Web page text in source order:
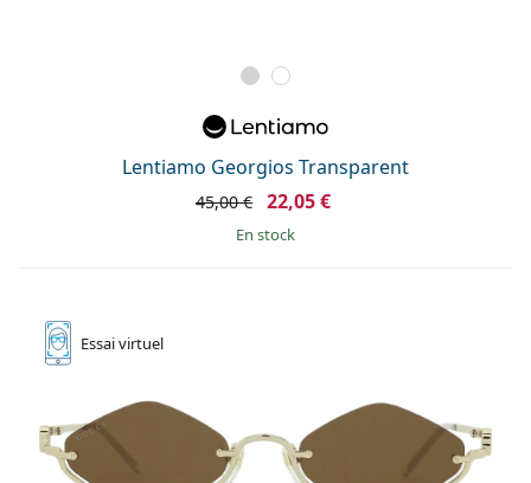
Lentiamo Georgios Transparent
45,00 € 22,05 €
en stock
Essaivirtuel